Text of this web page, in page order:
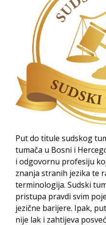
Put do titule sudskog
tumača u Bosni i
i odgovornu profesiju
znanja stranih jezika te
terminologija. Sudski
pristupa pravdi svim
jezične barijere. Ipak,
nije lak i zahtijeva